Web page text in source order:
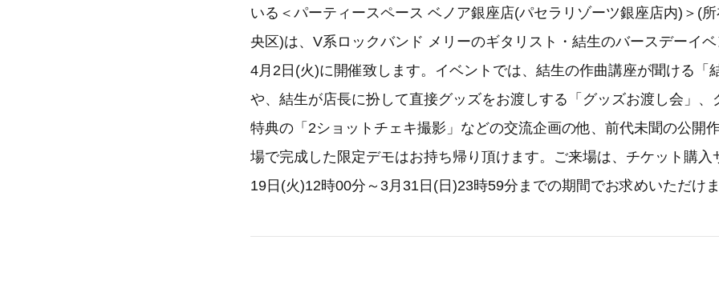
いる＜パーティースペース ベノア銀座店(パセラリゾーツ銀座店内)＞(
央区)は、V系ロックバンド メリーのギタリスト・結生のバースデーイ
4月2日(火)に開催致します。イベントでは、結生の作曲講座が聞ける「
や、結生が店長に扮して直接グッズをお渡しする「グッズお渡し会」、
特典の「2ショットチェキ撮影」などの交流企画の他、前代未聞の公開
場で完成した限定デモはお持ち帰り頂けます。ご来場は、チケット購入
19日(火)12時00分～3月31日(日)23時59分までの期間でお求めいただけ